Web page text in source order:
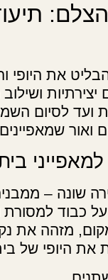
את היופי
ועד לסיום
ואור
שונה –
כבוד למסורת
מזהה את
את היופי